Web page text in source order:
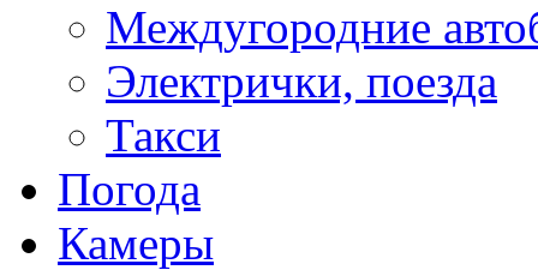
Междугородние
Электрички, поезда
Такси
Погода
Камеры